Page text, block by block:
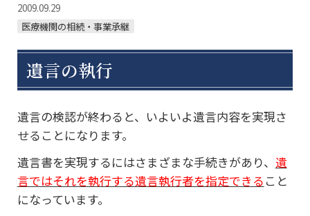
2009.09.29
医療機関の相続・事業承継
遺言の執行
遺言の検認が終わると、いよいよ遺言内容を実現さ
せることになります。
遺言書を実現するにはさまざまな手続きがあり、 遺
言ではそれを執行する遺言執行者を指定できる こと
になっています。